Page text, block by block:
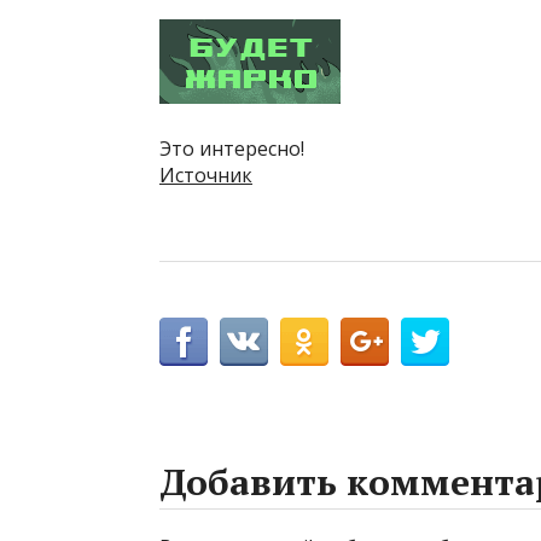
Это интересно!
Источник
Добавить